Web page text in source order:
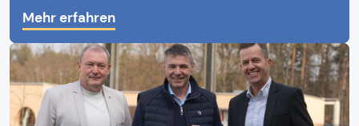
Mehr erfahren